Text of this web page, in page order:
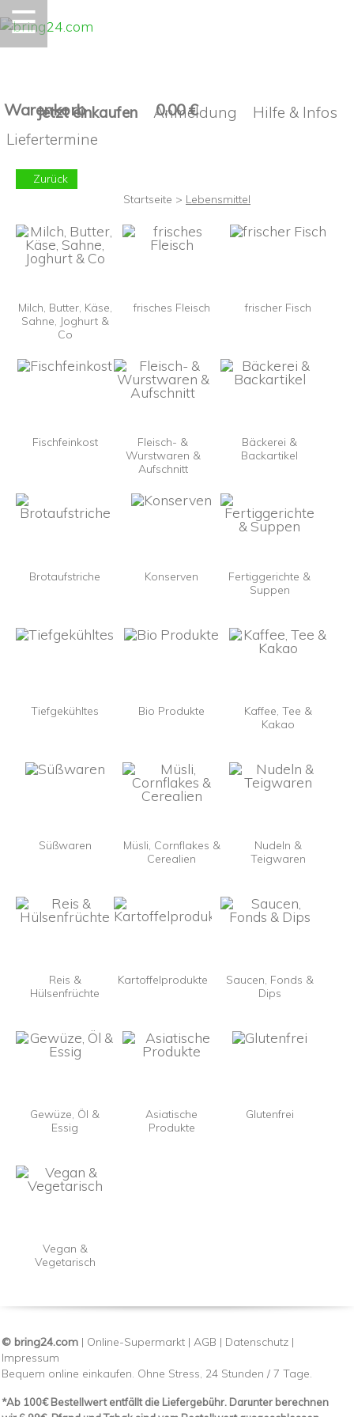
☰
Warenkorb 0.00 €
Jetzt einkaufen Anmeldung
Hilfe & Infos
Liefertermine
Zurück
Startseite > Lebensmittel
Milch, Butter, Käse,
Sahne, Joghurt &
Co
frisches Fleisch frischer Fisch
Fischfeinkost
Fleisch- &
Wurstwaren &
Aufschnitt
Bäckerei &
Backartikel
Brotaufstriche Konserven
Fertiggerichte &
Suppen
Tiefgekühltes Bio Produkte
Kaffee, Tee &
Kakao
Süßwaren
Müsli, Cornflakes &
Cerealien
Nudeln &
Teigwaren
Reis &
Hülsenfrüchte
Kartoffelprodukte
Saucen, Fonds &
Dips
Gewüze, Öl &
Essig
Asiatische
Produkte
Glutenfrei
Vegan &
Vegetarisch
© bring24.com | Online-Supermarkt | AGB | Datenschutz |
Impressum
Bequem online einkaufen. Ohne Stress, 24 Stunden / 7 Tage.
*Ab 100€ Bestellwert entfällt die Liefergebühr. Darunter berechnen